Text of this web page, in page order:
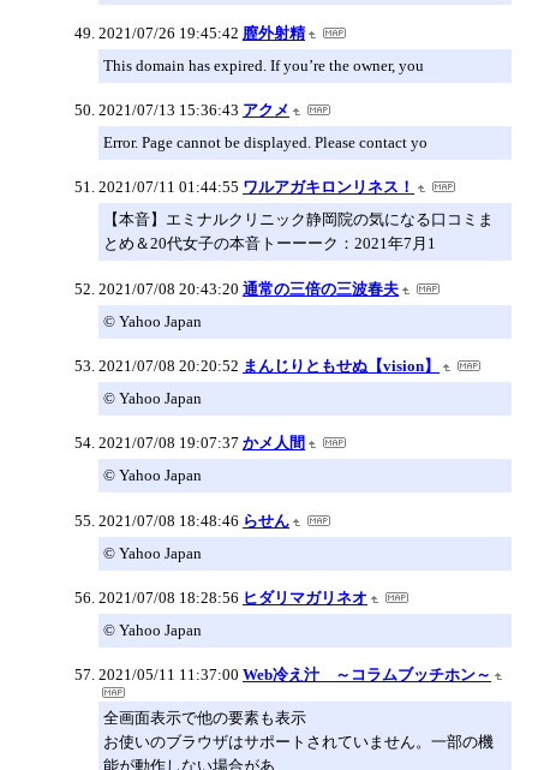
2021/07/26 19:45:42 膣外射精
This domain has expired. If you’re the owner, you
2021/07/13 15:36:43 アクメ
Error. Page cannot be displayed. Please contact yo
2021/07/11 01:44:55 ワルアガキロンリネス！
【本音】エミナルクリニック静岡院の気になる口コミま
とめ＆20代女子の本音トーーーク：2021年7月1
2021/07/08 20:43:20 通常の三倍の三波春夫
© Yahoo Japan
2021/07/08 20:20:52 まんじりともせぬ【vision】
© Yahoo Japan
2021/07/08 19:07:37 かメ人間
© Yahoo Japan
2021/07/08 18:48:46 らせん
© Yahoo Japan
2021/07/08 18:28:56 ヒダリマガリネオ
© Yahoo Japan
2021/05/11 11:37:00 Web冷え汁 ～コラムブッチホン～
全画面表示で他の要素も表示
お使いのブラウザはサポートされていません。一部の機
能が動作しない場合があ